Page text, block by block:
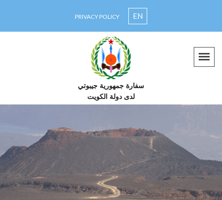
EN
PRIVACY POLICY
سفارة جمهورية جيبوتي
لدى دولة الكويت